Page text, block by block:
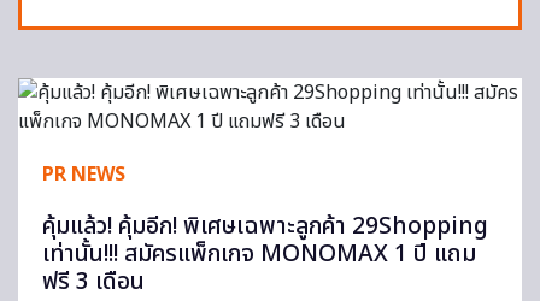
PR NEWS
คุ้มแล้ว! คุ้มอีก! พิเศษเฉพาะลูกค้า 29Shopping
เท่านั้น!!! สมัครแพ็กเกจ MONOMAX 1 ปี แถม
ฟรี 3 เดือน